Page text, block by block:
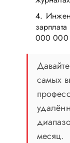
000 000
самых
месяц.